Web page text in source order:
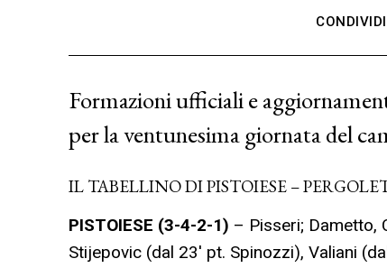
CONDIVIDI
Formazioni ufficiali e
per la ventunesima giornata del
IL TABELLINO DI PISTOIESE –
PISTOIESE (3-4-2-1) – Pisseri; Dametto,
Stijepovic (dal 23′ pt. Spinozzi), Valiani